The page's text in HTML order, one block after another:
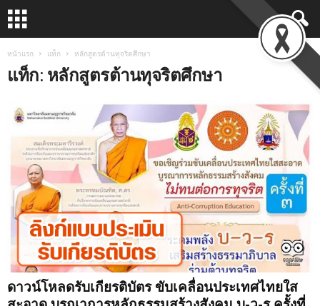
หน้าแรก แท็ก หลักสูตรต้านทุจริตศึกษา
แท็ก: หลักสูตรต้านทุจริตศึกษา
ดาวน์โหลดรับเกียรติบัตร ขับเคลื่อนประเทศไทยใส